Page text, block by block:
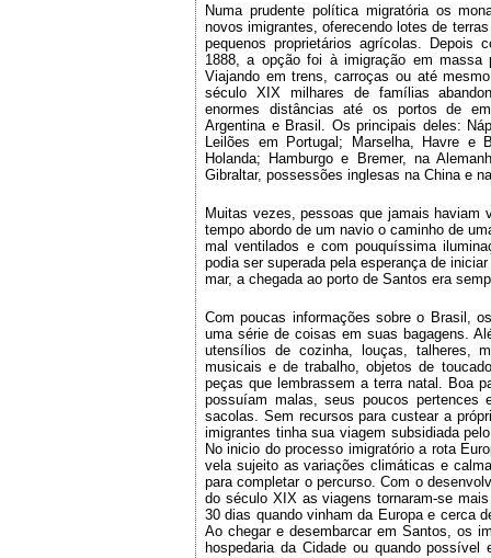
Numa prudente política migratória os
novos imigrantes, oferecendo lotes de
pequenos proprietários agrícolas. Depois
1888, a opção foi à imigração em massa
Viajando em trens, carroças ou até
século XIX milhares de famílias
enormes distâncias até os portos de
Argentina e Brasil. Os principais deles:
Leilões em Portugal; Marselha, Havre e
Holanda; Hamburgo e Bremer, na
Gibraltar, possessões inglesas na China e
Muitas vezes, pessoas que jamais haviam
tempo abordo de um navio o caminho de
mal ventilados e com pouquíssima
podia ser superada pela esperança de
mar, a chegada ao porto de Santos era
Com poucas informações sobre o Brasil,
uma série de coisas em suas bagagens.
utensílios de cozinha, louças, talheres,
musicais e de trabalho, objetos de
peças que lembrassem a terra natal. Boa
possuíam malas, seus poucos pertences
sacolas. Sem recursos para custear a
imigrantes tinha sua viagem subsidiada
No inicio do processo imigratório a rota
vela sujeito as variações climáticas e
para completar o percurso. Com o
do século XIX as viagens tornaram-se
30 dias quando vinham da Europa e cerca
Ao chegar e desembarcar em Santos, os
hospedaria da Cidade ou quando possível